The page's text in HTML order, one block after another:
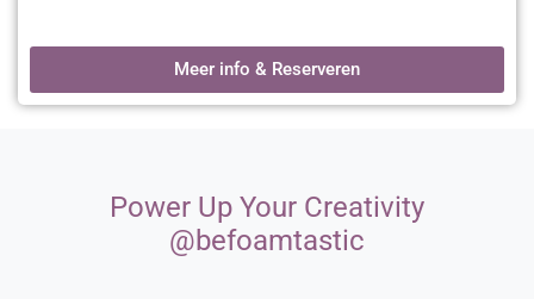
Laat je inspireren en word onderdeel van de Befoamtastic
Meer info & Reserveren
Power Up Your Creativity
@befoamtastic